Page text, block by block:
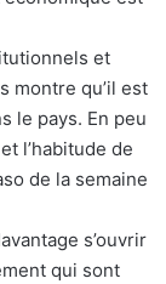
et
montre qu’il est
le pays. En peu
l’habitude de
de la semaine
s’ouvrir
qui sont